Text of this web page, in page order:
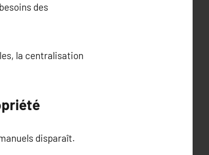
des
la centralisation
disparaît.